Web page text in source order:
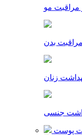
مراقبت مو
بدن
زنان
جنسی
پوست